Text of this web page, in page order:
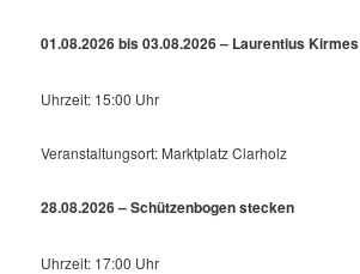
01.08.2026 bis 03.08.2026 – Laurentius Kirmes
Uhrzeit: 15:00 Uhr
Veranstaltungsort: Marktplatz Clarholz
28.08.2026 – Schützenbogen stecken
Uhrzeit: 17:00 Uhr